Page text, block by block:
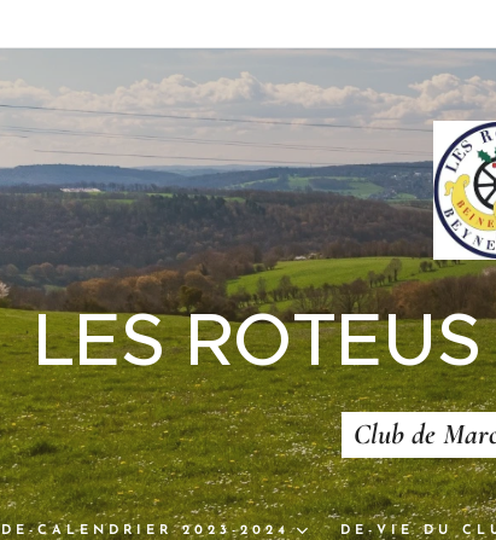
LES
Club de
DE-CALENDRIER 2023-2024 DE-VIE DU